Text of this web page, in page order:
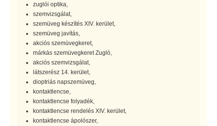
zuglói optika,
szemvizsgálat,
szemüveg készítés XIV. kerület,
szemüveg javítás,
akciós szemüvegkeret,
márkás szemüvegkeret Zugló,
akciós szemvizsgálat,
látszerész 14. kerület,
dioptriás napszemüveg,
kontaktlencse,
kontaktlencse folyadék,
kontaktlencse rendelés XIV. kerület,
kontaktlencse ápolószer,